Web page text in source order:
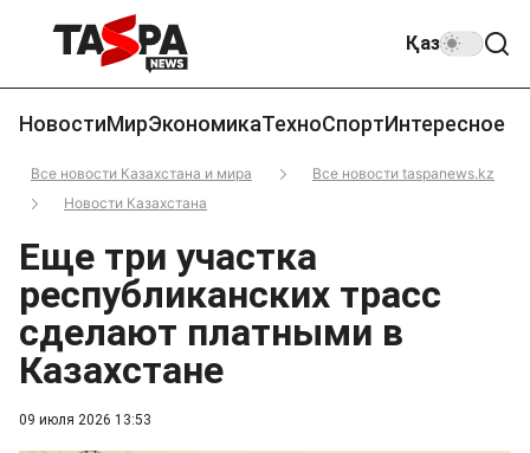
Қаз
НовостиМирЭкономикаТехноСпортИнтересное
Все новости Казахстана и мира
Все новости taspanews.kz
Новости Казахстана
09 июля 2026 13:53
Еще три участка
республиканских трасс
сделают платными в
Казахстане